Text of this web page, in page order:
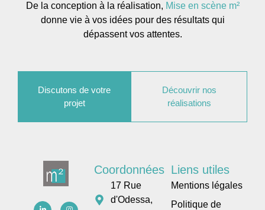
De la conception à la réalisation, Mise en scène m²
donne vie à vos idées pour des résultats qui
dépassent vos attentes.
Découvrir nos
réalisations
Discutons de votre
projet
Coordonnées
17 Rue
d'Odessa,
Liens utiles
Mentions légales
Politique de